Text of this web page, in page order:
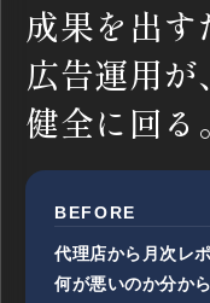
成果を出す
広告運用が、
健全に回る。
BEFORE
代理店から月次レ
何が悪いのか分か